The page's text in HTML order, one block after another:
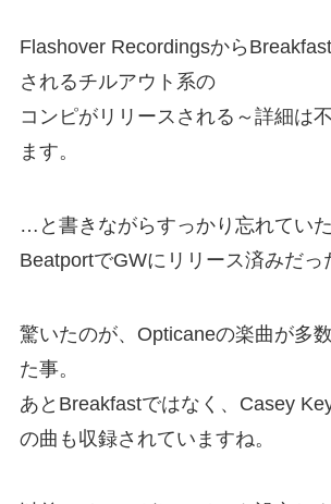
Flashover Recordingsから
されるチルアウト系の
コンピがリリースされる～詳細は
ます。
…と書きながらすっかり忘れていた
BeatportでGWにリリース済みだっ
驚いたのが、Opticaneの楽曲が多
た事。
あとBreakfastではなく、Casey
の曲も収録されていますね。